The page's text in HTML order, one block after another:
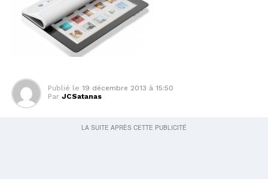
Publié le 19 décembre 2013 à 15:50
Par JCSatanas